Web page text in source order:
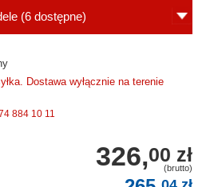
(6 dostępne)
Dostawa wyłącznie na terenie
884 10 11
326,00 zł
(brutto)